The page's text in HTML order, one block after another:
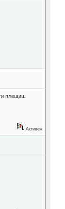
плещиш
Активен